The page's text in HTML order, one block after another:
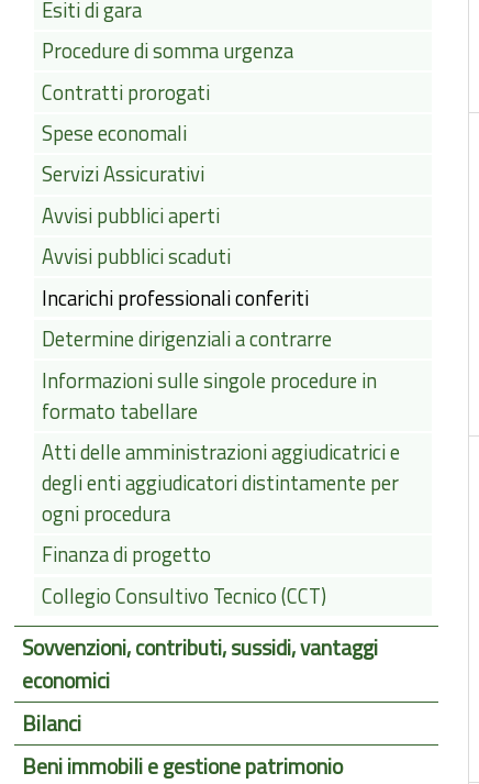
Esiti di gara
Procedure di somma urgenza
Contratti prorogati
Spese economali
Servizi Assicurativi
Avvisi pubblici aperti
Avvisi pubblici scaduti
Incarichi professionali conferiti
Determine dirigenziali a contrarre
Informazioni sulle singole procedure in
formato tabellare
Atti delle amministrazioni aggiudicatrici e
degli enti aggiudicatori distintamente per
ogni procedura
Finanza di progetto
Collegio Consultivo Tecnico (CCT)
Sovvenzioni, contributi, sussidi, vantaggi
economici
Bilanci
Beni immobili e gestione patrimonio